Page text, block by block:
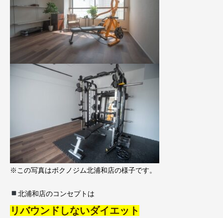
※この写真はボクノジム北浦和店の様子です。
北浦和店のコンセプトは
リバウンドしないダイエット